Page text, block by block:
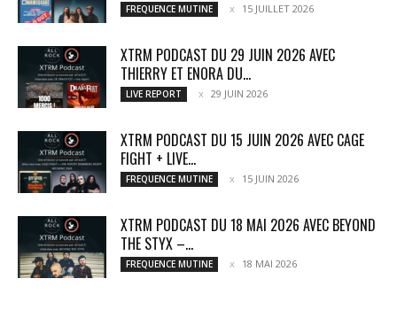
FREQUENCE MUTINE 15 JUILLET 2026
XTRM PODCAST DU 29 JUIN 2026 AVEC
THIERRY ET ENORA DU...
LIVE REPORT 29 JUIN 2026
XTRM PODCAST DU 15 JUIN 2026 AVEC CAGE
FIGHT + LIVE...
FREQUENCE MUTINE 15 JUIN 2026
XTRM PODCAST DU 18 MAI 2026 AVEC BEYOND
THE STYX –...
FREQUENCE MUTINE 18 MAI 2026